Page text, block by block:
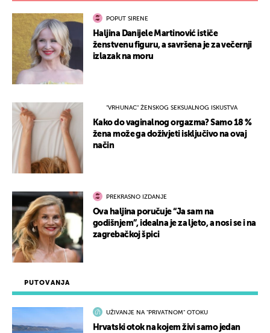
PUTOVANJA
UŽIVANJE NA "PRIVATNOM" OTOKU
Hrvatski otok na kojem živi samo jedan
POPUT SIRENE
Haljina Danijele Martinović ističe
ženstvenu figuru, a savršena je za večernji
izlazak na moru
"VRHUNAC" ŽENSKOG SEKSUALNOG ISKUSTVA
Kako do vaginalnog orgazma? Samo 18 %
žena može ga doživjeti isključivo na ovaj
način
PREKRASNO IZDANJE
Ova haljina poručuje “Ja sam na
godišnjem”, idealna je za ljeto, a nosi se i na
zagrebačkoj špici